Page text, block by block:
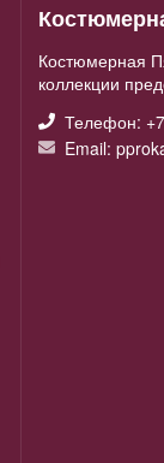
Костюмерная
коллекции
Телефон:
Email: